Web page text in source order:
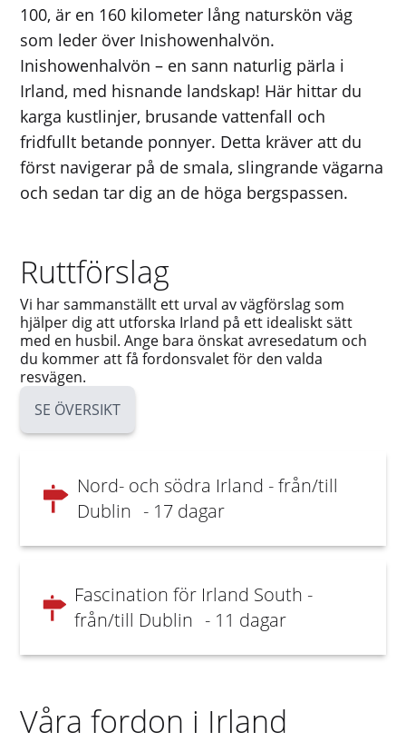
100, är ​​en 160 kilometer lång naturskön väg
som leder över Inishowenhalvön.
Inishowenhalvön – en sann naturlig pärla i
Irland, med hisnande landskap! Här hittar du
karga kustlinjer, brusande vattenfall och
fridfullt betande ponnyer. Detta kräver att du
först navigerar på de smala, slingrande vägarna
och sedan tar dig an de höga bergspassen.
Ruttförslag
Vi har sammanställt ett urval av vägförslag som
hjälper dig att utforska Irland på ett idealiskt sätt
med en husbil. Ange bara önskat avresedatum och
du kommer att få fordonsvalet för den valda
resvägen.
SE ÖVERSIKT
Nord- och södra Irland - från/till
Dublin - 17 dagar
Fascination för Irland South -
från/till Dublin - 11 dagar
Våra fordon i Irland